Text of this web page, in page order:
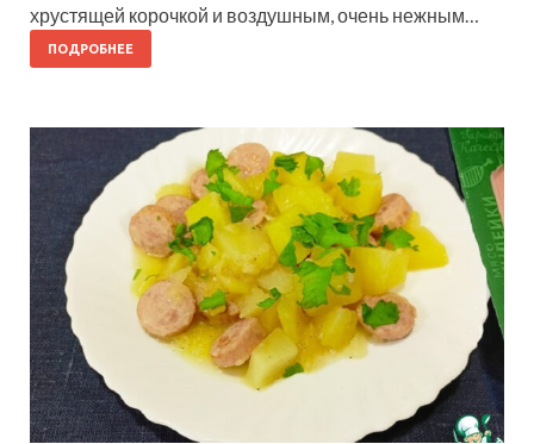
хрустящей корочкой и воздушным, очень нежным…
ПОДРОБНЕЕ